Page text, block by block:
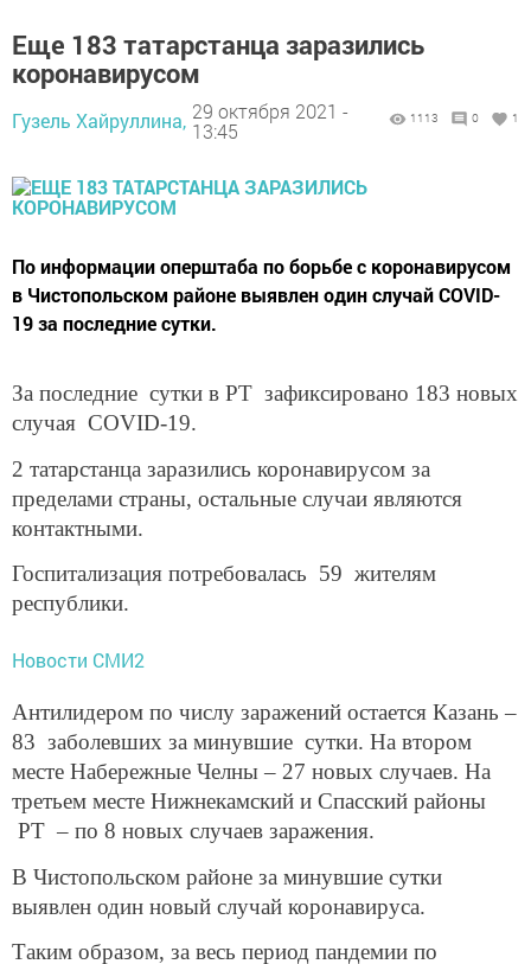
Еще 183 татарстанца заразились
коронавирусом
Гузель Хайруллина, 29 октября 2021 -
13:45
1113 0 1
По информации оперштаба по борьбе с коронавирусом
в Чистопольском районе выявлен один случай COVID-
19 за последние сутки.
За последние сутки в РТ зафиксировано 183 новых
случая COVID-19.
2 татарстанца заразились коронавирусом за
пределами страны, остальные случаи являются
контактными.
Госпитализация потребовалась 59 жителям
республики.
Новости СМИ2
Антилидером по числу заражений остается Казань –
83 заболевших за минувшие сутки. На втором
месте Набережные Челны – 27 новых случаев. На
третьем месте Нижнекамский и Спасский районы
РТ – по 8 новых случаев заражения.
В Чистопольском районе за минувшие сутки
выявлен один новый случай коронавируса.
Таким образом, за весь период пандемии по